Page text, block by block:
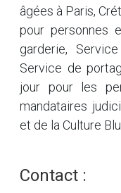
âgées à Paris,
pour personnes
garderie,
Service de
jour pour les
mandataires
et de la Culture
Contact :